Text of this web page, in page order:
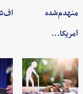
منهدم‌شده
آمریکا…
اف۱۵…